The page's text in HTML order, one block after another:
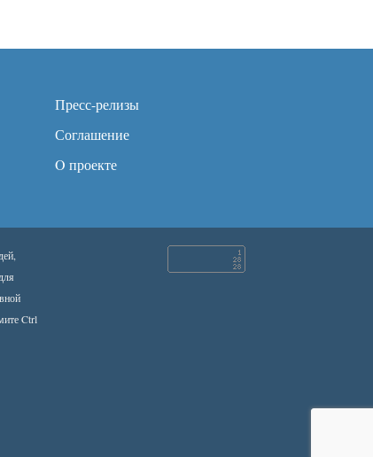
Пресс-релизы
Соглашение
O проекте
Ctrl